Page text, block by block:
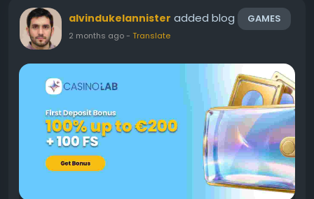
alvindukelannister added blog GAMES
2 months ago- Translate